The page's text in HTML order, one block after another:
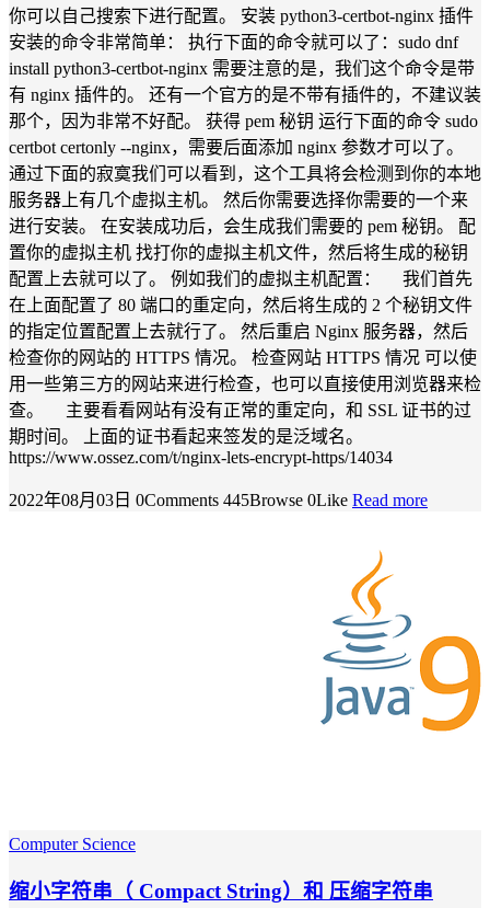
你可以自己搜索下进行配置。 安装 python3-certbot-nginx 插件
安装的命令非常简单： 执行下面的命令就可以了：sudo dnf
install python3-certbot-nginx 需要注意的是，我们这个命令是带
有 nginx 插件的。 还有一个官方的是不带有插件的，不建议装
那个，因为非常不好配。 获得 pem 秘钥 运行下面的命令 sudo
certbot certonly --nginx，需要后面添加 nginx 参数才可以了。
通过下面的寂寞我们可以看到，这个工具将会检测到你的本地
服务器上有几个虚拟主机。 然后你需要选择你需要的一个来
进行安装。 在安装成功后，会生成我们需要的 pem 秘钥。 配
置你的虚拟主机 找打你的虚拟主机文件，然后将生成的秘钥
配置上去就可以了。 例如我们的虚拟主机配置： 我们首先
在上面配置了 80 端口的重定向，然后将生成的 2 个秘钥文件
的指定位置配置上去就行了。 然后重启 Nginx 服务器，然后
检查你的网站的 HTTPS 情况。 检查网站 HTTPS 情况 可以使
用一些第三方的网站来进行检查，也可以直接使用浏览器来检
查。 主要看看网站有没有正常的重定向，和 SSL 证书的过
期时间。 上面的证书看起来签发的是泛域名。
https://www.ossez.com/t/nginx-lets-encrypt-https/14034
2022年08月03日 0Comments 445Browse 0Like Read more
Computer Science
缩小字符串（ Compact String）和 压缩字符串